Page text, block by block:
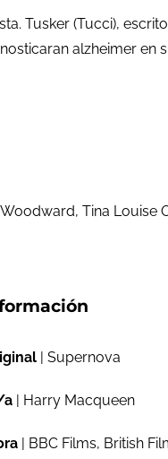
Tusker (Tucci),
alzheimer
Tina
| Supernova
a | Harry Macqueen
| BBC Films, British